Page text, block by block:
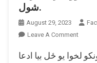
شول.
August 29, 2023
Leave A CommentOn
او
لخوا یو ځل بیا ادعا